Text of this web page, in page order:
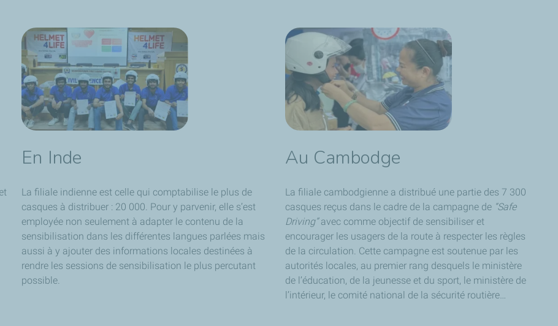
En Inde
La filiale indienne est celle qui comptabilise le plus de
casques à distribuer : 20 000. Pour y parvenir, elle s’est
employée non seulement à adapter le contenu de la
sensibilisation dans les différentes langues parlées mais
aussi à y ajouter des informations locales destinées à
rendre les sessions de sensibilisation le plus percutant
possible.
Au Cambodge
La filiale cambodgienne a distribué une partie des 7 300
casques reçus dans le cadre de la campagne de “Safe
Driving”avec comme objectif de sensibiliser et
encourager les usagers de la route à respecter les règles
de la circulation. Cette campagne est soutenue par les
autorités locales, au premier rang desquels le ministère
de l’éducation, de la jeunesse et du sport, le ministère de
l’intérieur, le comité national de la sécurité routière…